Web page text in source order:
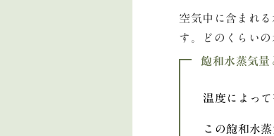
空気中に含まれ
す。どのくらい
飽和水蒸気量
温度によっ
この飽和水